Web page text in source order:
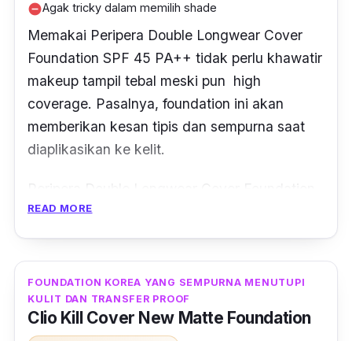
remove_circleAgak tricky dalam memilih shade
Memakai Peripera Double Longwear Cover
Foundation SPF 45 PA++ tidak perlu khawatir
makeup tampil tebal meski pun high
coverage. Pasalnya, foundation ini akan
memberikan kesan tipis dan sempurna saat
diaplikasikan ke kelit.
SPF 45 PA++ juga termasuk tahan lama
berkat formulasi double layerfix systemdi
dalamnya. Jadi, kamu tidak perlu melakukan
touch upketika menggunakanfoudieini.
Hasil akhirsemi-matte foundationdengan
READ MORE
FOUNDATION KOREA YANG SEMPURNA MENUTUPI
KULIT DAN TRANSFER PROOF
Clio Kill Cover New Matte Foundation